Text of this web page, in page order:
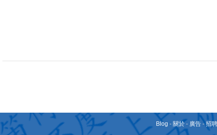
Blog - 關於 - 廣告 -招